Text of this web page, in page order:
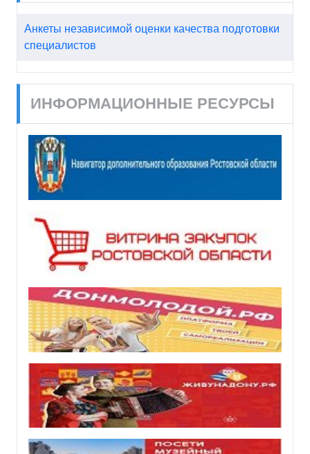
Анкеты независимой оценки качества подготовки
специалистов
ИНФОРМАЦИОННЫЕ РЕСУРСЫ